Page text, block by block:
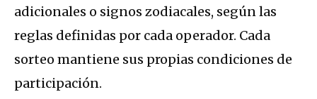
adicionales o signos zodiacales, según las
reglas definidas por cada operador. Cada
sorteo mantiene sus propias condiciones de
participación.